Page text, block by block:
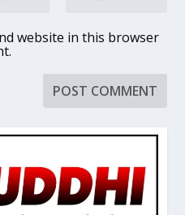
website in this browser